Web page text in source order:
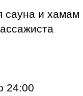
сауна и хамам
24:00